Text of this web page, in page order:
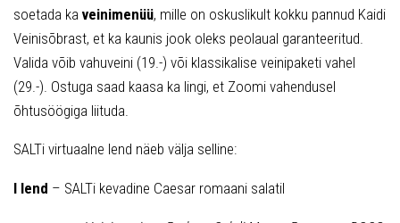
soetada ka veinimenüü, mille on oskuslikult kokku pannud Kaidi
Veinisõbrast, et ka kaunis jook oleks peolaual garanteeritud.
Valida võib vahuveini (19.-) või klassikalise veinipaketi vahel
(29.-). Ostuga saad kaasa ka lingi, et Zoomi vahendusel
õhtusöögiga liituda.
SALTi virtuaalne lend näeb välja selline:
I lend – SALTi kevadine Caesar romaani salatil